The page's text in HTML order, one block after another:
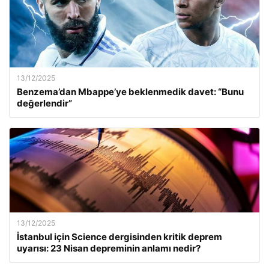
13/12/2025
Benzema’dan Mbappe’ye beklenmedik davet: “Bunu
değerlendir”
13/12/2025
İstanbul için Science dergisinden kritik deprem
uyarısı: 23 Nisan depreminin anlamı nedir?